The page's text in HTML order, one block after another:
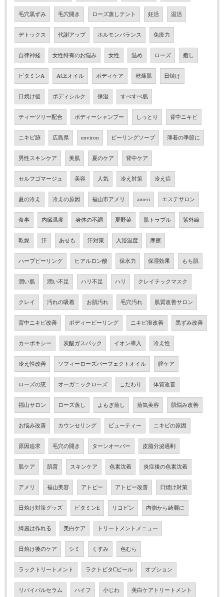
毛穴黒ずみ 毛穴開き ローズ蒸しテント 妊活 温活
デトックス 代謝アップ ホルモンバランス 免疫力
自律神経 女性特有のお悩み 女性 温め ローズ 癒し
ビタミンA ACEオイル ボディケア 乾燥肌 日焼け
日焼け後 ボディシルク 保湿 すべすべ肌
ティーツリー配合 ボディーシャンプー しっとり 背中ニキビ
ニキビ跡 広島県 environ ピーリングソープ 薄着の季節に
男性スキンケア 美肌 夏のケア 背中ケア
セルフゴマージュ 美容 人気 冷え対策 冷え症
夏の冷え 冷えの原因 福山市アメリ ameri エステサロン
食事 内臓温度 身体の不調 夏野菜 肌トラブル 紫外線
乾燥 汗 あせも 汗対策 入浴温度 摩擦
ハーブピーリング ヒアルロン酸 保水力 保湿効果 もち肌
潤い肌 潤い不足 ハリ不足 ハリ クレイテックマスク
クレイ 汚れの吸着 お肌汚れ 毛穴汚れ 肌質改善サロン
背中ニキビ改善 ボディーピーリング ニキビ痕改善 黒ずみ改善
カーボキシー 炭酸ガスパック イオン導入 冷え性
冷え性改善 ソフィーローズパーフェクトオイル 膣ケア
ローズの恵 オーガニックローズ こだわり 体質改善
福山サロン ローズ蒸し よもぎ蒸し 蒸気美容 肌悩み改善
お悩み改善 カウンセリング ビューティー ニキビの原因
原因追求 毛穴の開き ターンオーバー 皮脂分泌過剰
肌ケア 肌育 スキンケア 色素沈着 炎症後の色素沈着
アメリ 福山美容 アトピー アトピー改善 日焼け対策
日焼け対策グッズ ビタミンE リコピン 内側から綺麗に
綺麗は作れる 美白ケア トリートメントメニュー
日焼け後のケア シミ くすみ 色むら
ラックトリートメント ラクトビタCピール オプション
リバイバルセラム ハイフ 小じわ 美白ケアトリートメント